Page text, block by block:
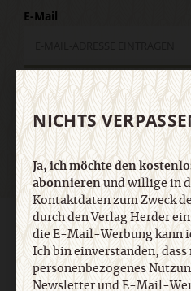
E-Mail
AGB und Widerrufsbelehrung
NICHTS
Ja, ich möchte den
abonnierenund willige in
Kontaktdaten zum Zweck
durch den Verlag Herder
die E-Mail-Werbung kann
Ich bin einverstanden, dass
personenbezogenes
Newsletter und E-Mail-